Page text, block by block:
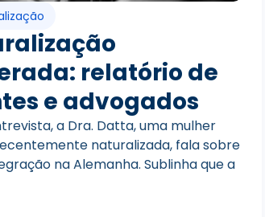
í
d
e
r
o
d
relatório de
e advogados
a Dra. Datta, uma mulher
naturalizada, fala sobre
na Alemanha. Sublinha que a